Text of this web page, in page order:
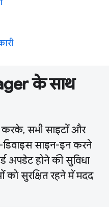
के साथ
करके, सभी साइटों और
साइन-इन करने
अपडेट होने की सुविधा
सुरक्षित रहने में मदद